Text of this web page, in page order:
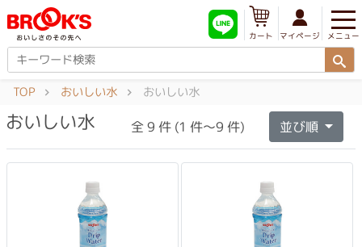
メニュー
マイページ
カート
TOP おいしい水 おいしい水
おいしい水 全 9 件 (1 件～9 件) 並び順